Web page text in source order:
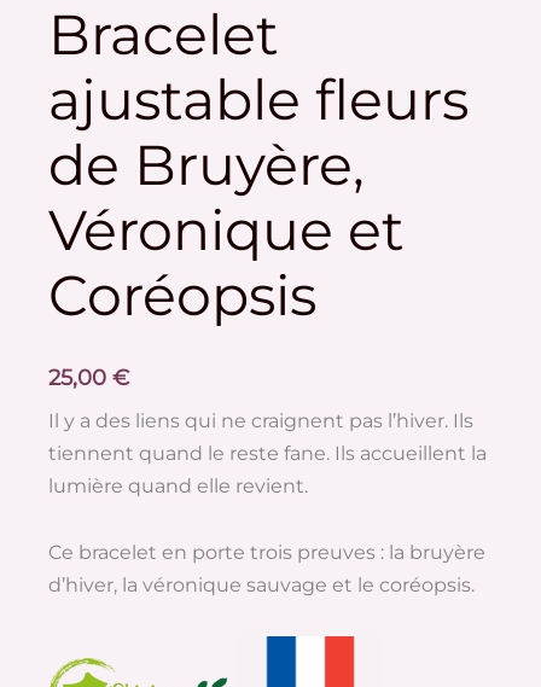
Bracelet
ajustable fleurs
de Bruyère,
Véronique et
Coréopsis
25,00 €
Il y a des liens qui ne craignent pas l’hiver. Ils
tiennent quand le reste fane. Ils accueillent la
lumière quand elle revient.
Ce bracelet en porte trois preuves : la bruyère
d’hiver, la véronique sauvage et le coréopsis.
ajustable
de
Bruyère,
Véronique
et
Coréopsis